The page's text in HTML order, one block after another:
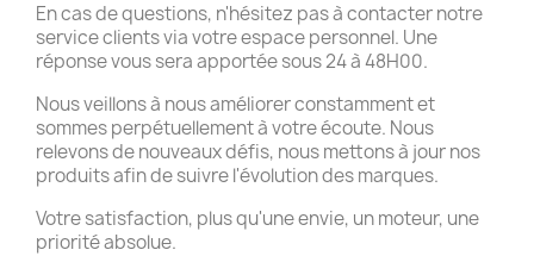
En cas de questions, n'hésitez pas à contacter notre
service clients via votre espace personnel. Une
réponse vous sera apportée sous 24 à 48H00.
Nous veillons à nous améliorer constamment et
sommes perpétuellement à votre écoute. Nous
relevons de nouveaux défis, nous mettons à jour nos
produits afin de suivre l'évolution des marques.
Votre satisfaction, plus qu'une envie, un moteur, une
priorité absolue.